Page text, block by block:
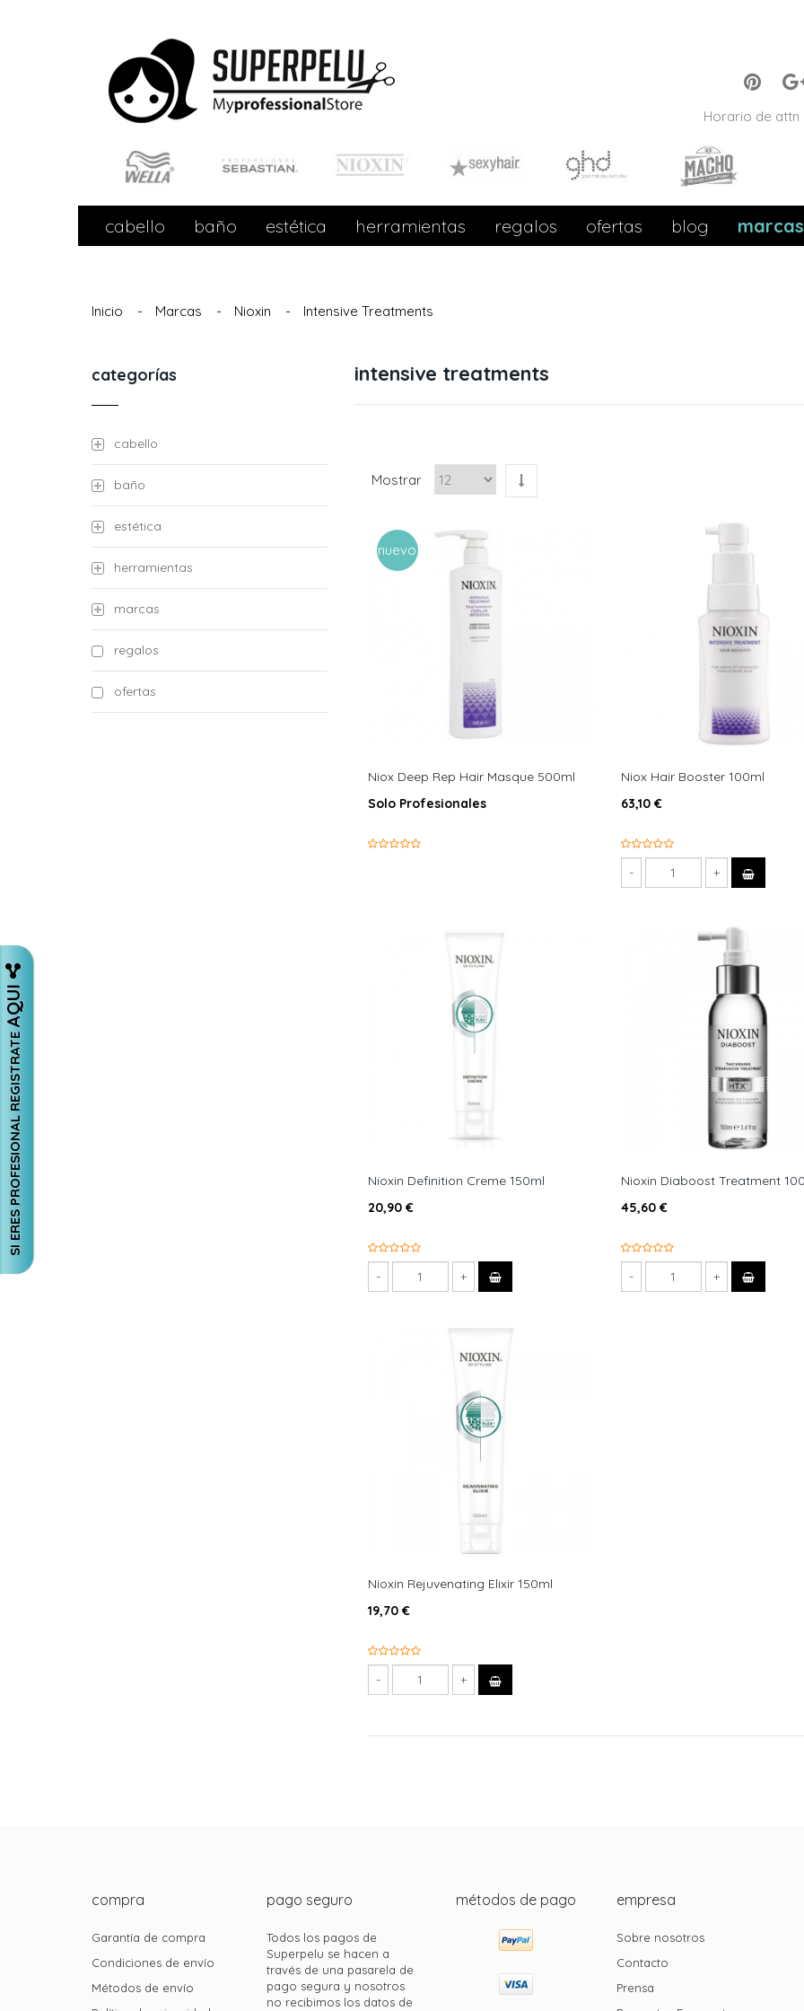
SI ERES PROFESIONAL REGISTRATE
AQUI
Horario de attn
cabello baño estética herramientas regalos ofertas blog marcas
Inicio - Marcas - Nioxin - Intensive Treatments
categorías
cabello
baño
estética
herramientas
marcas
regalos
ofertas
intensive treatments
Mostrar
nuevo
Niox Deep Rep Hair Masque 500ml
Solo Profesionales
Niox Hair Booster 100ml
63,10 €
Nioxin Definition Creme 150ml
20,90 €
Nioxin Diaboost Treatment
45,60 €
Nioxin Rejuvenating Elixir 150ml
19,70 €
compra
Garantía de compra
Condiciones de envío
Métodos de envío
pago seguro
Todos los pagos de
Superpelu se hacen a
través de una pasarela de
pago segura y nosotros
no recibimos los datos de
métodos de pago empresa
Sobre nosotros
Contacto
Prensa